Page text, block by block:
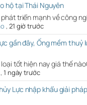
hộ tại Thái Nguyên
triển mạnh về công
, 21 giờ trước
gần đây, Ống mềm thuỷ
tốt hiện nay giá thế
, 1 ngày trước
Lực nhập khẩu giải